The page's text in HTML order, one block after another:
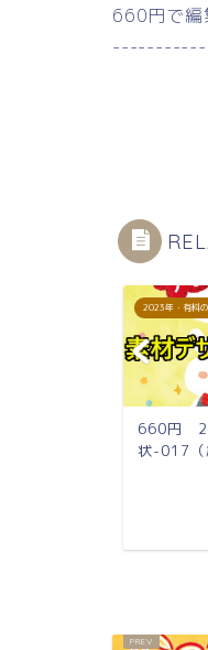
660円で編
2023年・有料
660円
状-017（